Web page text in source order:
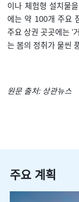
이나 체험형 설치물
에는 약 100개 주요
주요 상권 곳곳에는 '
는 봄의 정취가 물씬
원문 출처: 상관뉴스
주요 계획